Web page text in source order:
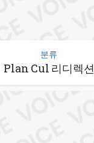
분류
Plan Cul 리디렉션